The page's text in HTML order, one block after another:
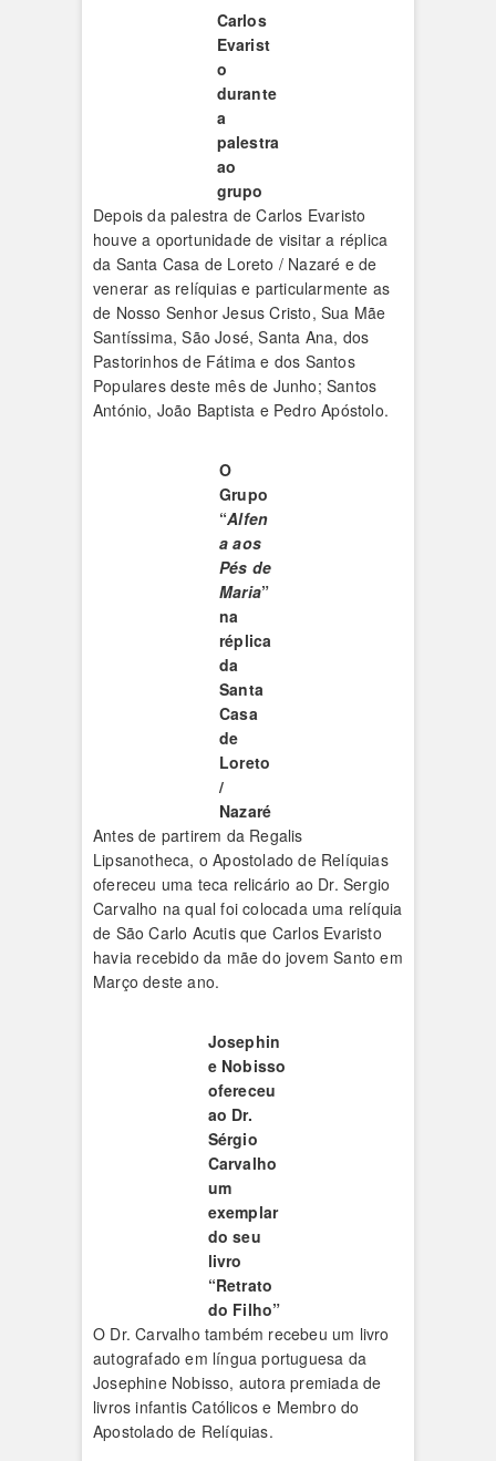
Carlos
Evarist
o
durante
a
palestra
ao
grupo
Depois da palestra de Carlos Evaristo
houve a oportunidade de visitar a réplica
da Santa Casa de Loreto / Nazaré e de
venerar as relíquias e particularmente as
de Nosso Senhor Jesus Cristo, Sua Mãe
Santíssima, São José, Santa Ana, dos
Pastorinhos de Fátima e dos Santos
Populares deste mês de Junho; Santos
António, João Baptista e Pedro Apóstolo.
O
Grupo
“Alfen
a aos
Pés de
Maria”
na
réplica
da
Santa
Casa
de
Loreto
/
Nazaré
Antes de partirem da Regalis
Lipsanotheca, o Apostolado de Relíquias
ofereceu uma teca relicário ao Dr. Sergio
Carvalho na qual foi colocada uma relíquia
de São Carlo Acutis que Carlos Evaristo
havia recebido da mãe do jovem Santo em
Março deste ano.
Josephin
e Nobisso
ofereceu
ao Dr.
Sérgio
Carvalho
um
exemplar
do seu
livro
“Retrato
do Filho”
O Dr. Carvalho também recebeu um livro
autografado em língua portuguesa da
Josephine Nobisso, autora premiada de
livros infantis Católicos e Membro do
Apostolado de Relíquias.